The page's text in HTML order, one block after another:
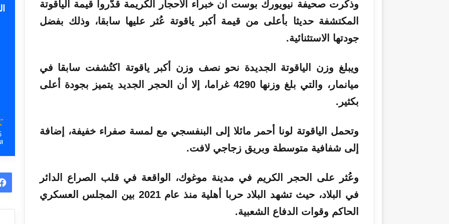
وذكرت صحيفة نيويورك بوست أن خبراء الأحجار الكريمة قدّروا قيمة الياقوتة
المكتشفة حديثا بأعلى من قيمة أكبر ياقوتة عُثر عليها سابقا، وذلك بفضل
جودتها الاستثنائية.
ويبلغ وزن الياقوتة الجديدة نحو نصف وزن أكبر ياقوتة اكتُشفت سابقا في
ميانمار، والتي بلغ وزنها 4290 غراما، إلا أن الحجر الجديد يتميز بجودة أعلى
بكثير.
وتحمل الياقوتة لونا أحمر مائلا إلى البنفسجي مع لمسة صفراء خفيفة، إضافة
إلى شفافية متوسطة وبريق زجاجي لافت.
وعُثر على الحجر الكريم في مدينة موغوك، الواقعة في قلب الصراع الدائر
في البلاد، حيث تشهد البلاد حربا أهلية منذ عام 2021 بين المجلس العسكري
الحاكم وقوات الدفاع الشعبية.